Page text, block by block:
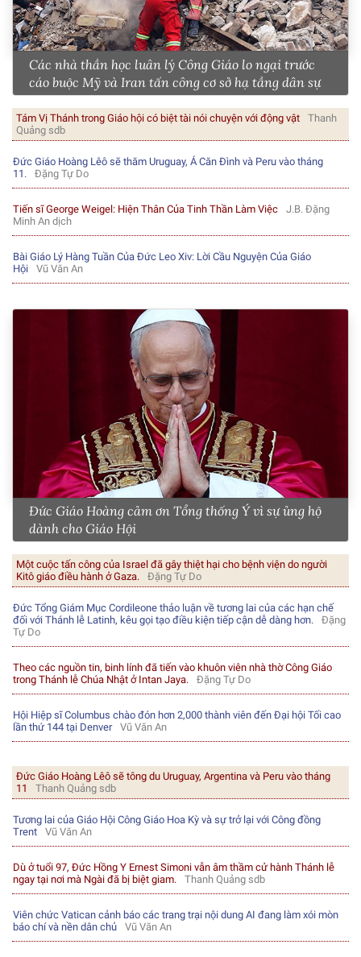
Các nhà thần học luân lý Công Giáo lo ngại trước
cáo buộc Mỹ và Iran tấn công cơ sở hạ tầng dân sự
Tám Vị Thánh trong Giáo hội có biệt tài nói chuyện với động vật
Thanh
Quảng sdb
Đức Giáo Hoàng Lêô sẽ thăm Uruguay, Á Căn Đình và Peru vào tháng
11.
Đặng Tự Do
Tiến sĩ George Weigel: Hiện Thân Của Tinh Thần Làm Việc
J.B. Đặng
Minh An dịch
Bài Giáo Lý Hàng Tuần Của Đức Leo Xiv: Lời Cầu Nguyện Của Giáo
Hội
Vũ Văn An
Đức Giáo Hoàng cảm ơn Tổng thống Ý vì sự ủng hộ
dành cho Giáo Hội
Một cuộc tấn công của Israel đã gây thiệt hại cho bệnh viện do người
Kitô giáo điều hành ở Gaza.
Đặng Tự Do
Đức Tổng Giám Mục Cordileone thảo luận về tương lai của các hạn chế
đối với Thánh lễ Latinh, kêu gọi tạo điều kiện tiếp cận dễ dàng hơn.
Đặng
Tự Do
Theo các nguồn tin, binh lính đã tiến vào khuôn viên nhà thờ Công Giáo
trong Thánh lễ Chúa Nhật ở Intan Jaya.
Đặng Tự Do
Hội Hiệp sĩ Columbus chào đón hơn 2,000 thành viên đến Đại hội Tối cao
lần thứ 144 tại Denver
Vũ Văn An
Đức Giáo Hoàng Lêô sẽ tông du Uruguay, Argentina và Peru vào tháng
11
Thanh Quảng sdb
Tương lai của Giáo Hội Công Giáo Hoa Kỳ và sự trở lại với Công đồng
Trent
Vũ Văn An
Dù ở tuổi 97, Đức Hồng Y Ernest Simoni vẫn âm thầm cử hành Thánh lễ
ngay tại nơi mà Ngài đã bị biệt giam.
Thanh Quảng sdb
Viên chức Vatican cảnh báo các trang trại nội dung AI đang làm xói mòn
báo chí và nền dân chủ
Vũ Văn An